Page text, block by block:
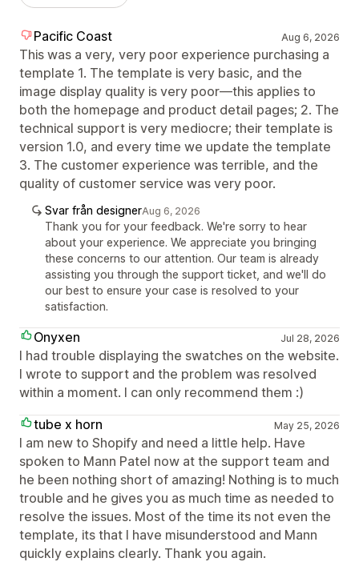
Pacific Coast Aug 6, 2026
This was a very, very poor experience purchasing a
template 1. The template is very basic, and the
image display quality is very poor—this applies to
both the homepage and product detail pages; 2. The
technical support is very mediocre; their template is
version 1.0, and every time we update the template
3. The customer experience was terrible, and the
quality of customer service was very poor.
Svar från designerAug 6, 2026
Thank you for your feedback. We're sorry to hear
about your experience. We appreciate you bringing
these concerns to our attention. Our team is already
assisting you through the support ticket, and we'll do
our best to ensure your case is resolved to your
satisfaction.
Onyxen Jul 28, 2026
I had trouble displaying the swatches on the website.
I wrote to support and the problem was resolved
within a moment. I can only recommend them :)
tube x horn
May 25, 2026
I am new to Shopify and need a little help. Have
spoken to Mann Patel now at the support team and
he been nothing short of amazing! Nothing is to much
trouble and he gives you as much time as needed to
resolve the issues. Most of the time its not even the
template, its that I have misunderstood and Mann
quickly explains clearly. Thank you again.